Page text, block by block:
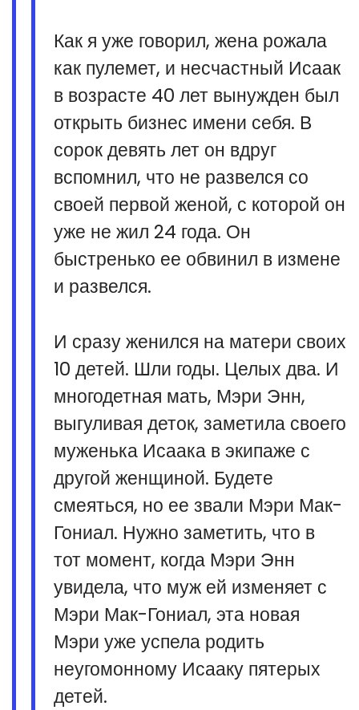
Как я уже говорил, жена рожала
как пулемет, и несчастный Исаак
в возрасте 40 лет вынужден был
открыть бизнес имени себя. В
сорок девять лет он вдруг
вспомнил, что не развелся со
своей первой женой, с которой он
уже не жил 24 года. Он
быстренько ее обвинил в измене
и развелся.
И сразу женился на матери своих
10 детей. Шли годы. Целых два. И
многодетная мать, Мэри Энн,
выгуливая деток, заметила своего
муженька Исаака в экипаже с
другой женщиной. Будете
смеяться, но ее звали Мэри Мак-
Гониал. Нужно заметить, что в
тот момент, когда Мэри Энн
увидела, что муж ей изменяет с
Мэри Мак-Гониал, эта новая
Мэри уже успела родить
неугомонному Исааку пятерых
детей.